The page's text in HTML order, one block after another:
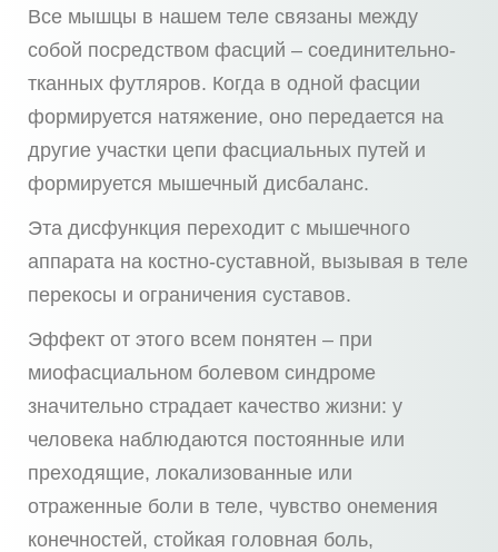
Все мышцы в нашем теле связаны между
собой посредством фасций – соединительно-
тканных футляров. Когда в одной фасции
формируется натяжение, оно передается на
другие участки цепи фасциальных путей и
формируется мышечный дисбаланс.
Эта дисфункция переходит с мышечного
аппарата на костно-суставной, вызывая в теле
перекосы и ограничения суставов.
Эффект от этого всем понятен – при
миофасциальном болевом синдроме
значительно страдает качество жизни: у
человека наблюдаются постоянные или
преходящие, локализованные или
отраженные боли в теле, чувство онемения
конечностей, стойкая головная боль,